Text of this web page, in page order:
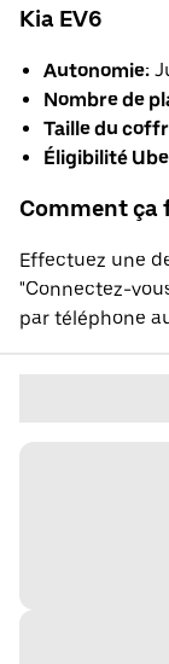
Kia EV6
Autonomie:
Nombre de
Taille du
Éligibilité
Comment ça
Effectuez une
"Connectez-
par téléphone